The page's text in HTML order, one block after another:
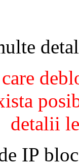
detalii
IP